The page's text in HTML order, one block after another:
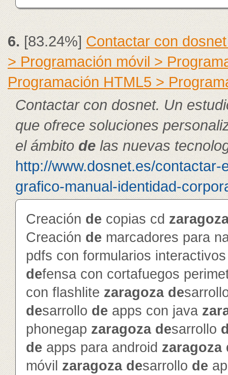
6.[83.24%]Contactar con
> Programación móvil >
Programación HTML5 >
Contactar con dosnet. Un
que ofrece soluciones
el ámbitode las nuevas
http://www.dosnet.es/contactar-
grafico-manual-identidad-
Creación de copias cd
Creación de marcadores para
pdfs con formularios
defensa con cortafuegos
con flashlite zaragoza de
desarrollo de apps con java
phonegap zaragoza desarrollo
de apps para android zaragoza
móvil zaragoza desarrollo de